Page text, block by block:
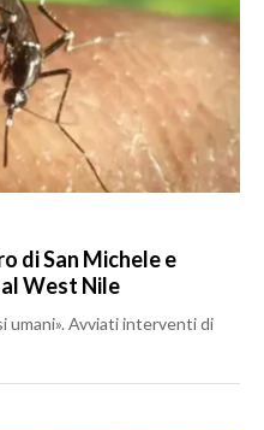
di San Michele e
West Nile
umani». Avviati interventi di